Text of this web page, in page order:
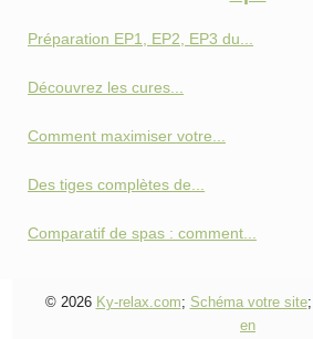
Préparation EP1, EP2, EP3 du...
Découvrez les cures...
Comment maximiser votre...
Des tiges complètes de...
Comparatif de spas : comment...
© 2026 Ky-relax.com; Schéma votre site;
en